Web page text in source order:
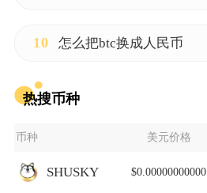
10 怎么把btc换成人民币
热搜币种
币种 美元价格
SHUSKY $0.00000000000